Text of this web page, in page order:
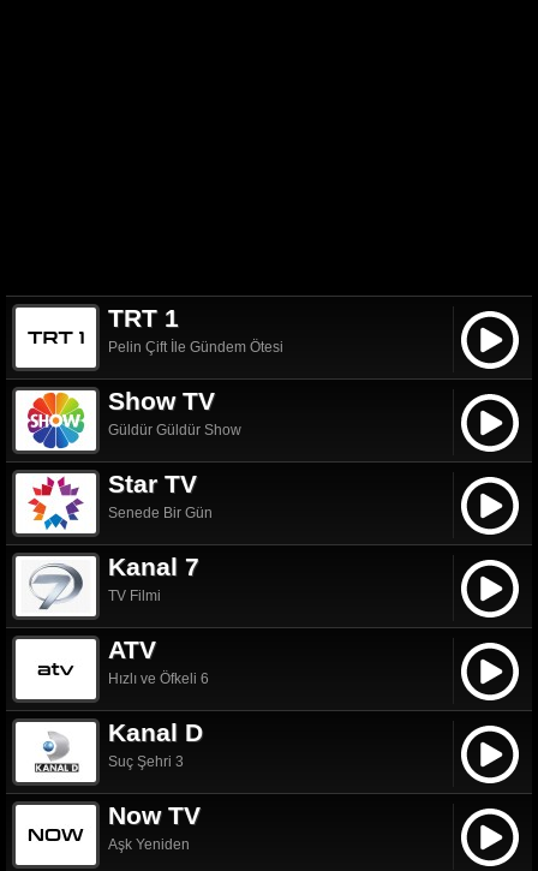
TRT 1
Pelin Çift İle Gündem Ötesi
Show TV
Güldür Güldür Show
Star TV
Senede Bir Gün
Kanal 7
TV Filmi
ATV
Hızlı ve Öfkeli 6
Kanal D
Suç Şehri 3
Now TV
Aşk Yeniden